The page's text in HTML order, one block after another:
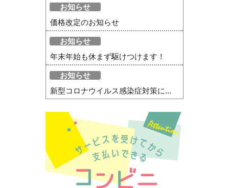
お知らせ
価格改定のお知らせ
お知らせ
年末年始も休まず駆けつけます！
お知らせ
新型コロナウイルス感染症対策に...